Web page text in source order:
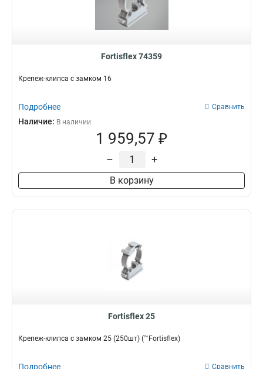
Fortisflex 74359
Крепеж-клипса с замком 16
Подробнее Сравнить
Наличие: В наличии
1 959,57 ₽
– +
В корзину
Fortisflex 25
Крепеж-клипса с замком 25 (250шт) (™Fortisflex)
Подробнее Сравнить